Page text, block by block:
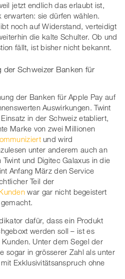
jetzt endlich das erlaubt ist,
sie dürfen wählen.
noch auf Widerstand, verteidigt
die kalte Schulter. Ob und
fällt, ist bisher nicht bekannt.
Schweizer Banken für
der Banken für Apple Pay auf
Auswirkungen. Twint
in der Schweiz etabliert,
Marke von zwei Millionen
und wird
unter anderem auch an
und Digitec Galaxus in die
Anfang März den Service
Teil der
war gar nicht begeistert
dafür, dass ein Produkt
werden soll – ist es
Unter dem Segel der
sogar in grösserer Zahl als unter
Exklusivitätsanspruch ohne